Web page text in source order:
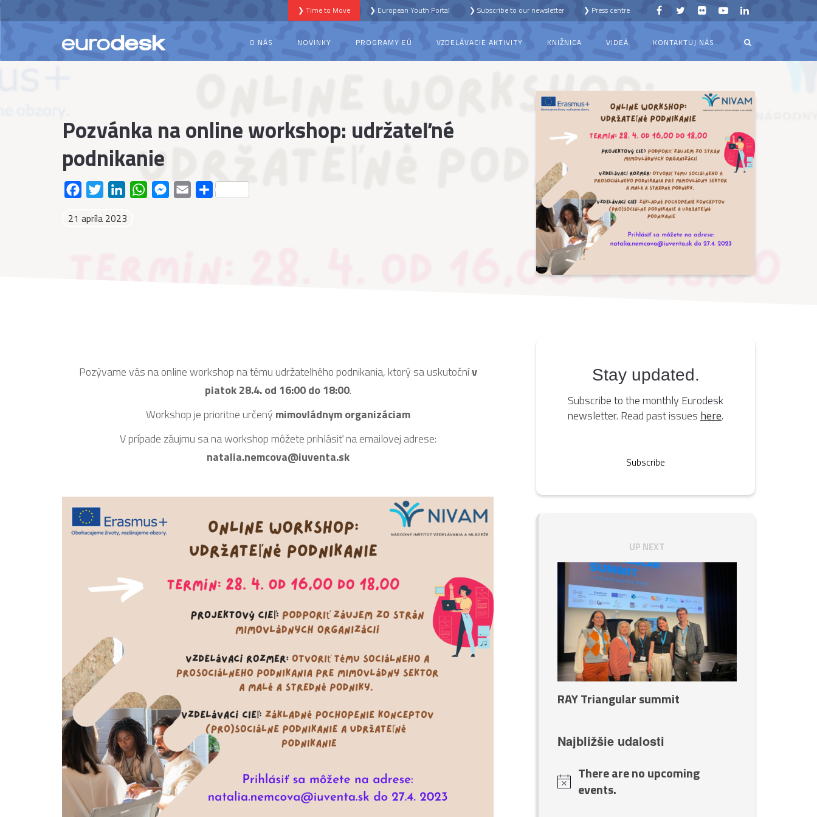
❯ Time to Move ❯ European Youth Portal ❯ Subscribe to our newsletter ❯ Press centre
O NÁS NOVINKY PROGRAMY EÚ VZDELÁVACIE AKTIVITY KNIŽNICA VIDEÁ KONTAKTUJ NÁS
Pozvánka na online workshop: udržateľné
podnikanie
FacebookTwitterLinkedInWhatsAppMessenger
Email Share
21 apríla 2023
Pozývame vás na online workshop na tému udržateľného podnikania, ktorý sa uskutočnív
piatok 28.4. od 16:00 do 18:00.
Workshop je prioritne určený mimovládnym organizáciam
V prípade záujmu sa na workshop môžete prihlásiť na emailovej adrese:
natalia.nemcova@iuventa.sk
Stay updated.
Subscribe to the monthly Eurodesk
newsletter. Read past issues here.
Subscribe
UP NEXT
RAY Triangular summit
Najbližšie udalosti
There are no upcoming
events.